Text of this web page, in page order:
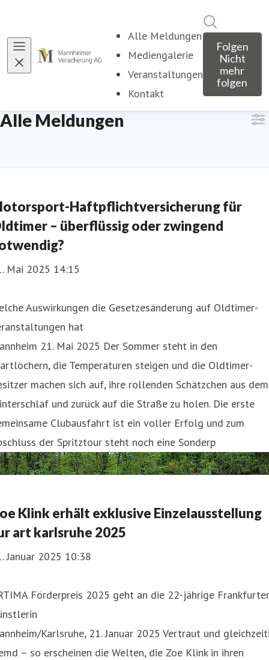
Alle Meldungen
Mediengalerie
Veranstaltungen
Kontakt
Folgen
Nicht
mehr
folgen
Alle Meldungen
Haftpflichtversicherung für
– überflüssig oder zwingend
Mai 2025 14:15
Auswirkungen die Gesetzesänderung auf Oldtimer-
hat
21. Mai 2025 Der Sommer steht in den
die Temperaturen steigen und die Oldtimer-
machen sich auf, ihre rollenden Schätzchen aus dem
und zurück auf die Straße zu holen. Die erste
Clubausfahrt ist ein voller Erfolg und zum
der Spritztour steht noch eine Sonderp
Klink erhält exklusive Einzelausstellung
art karlsruhe 2025
Januar 2025 10:38
Förderpreis 2025 geht an die 22-jährige Frankfurter
Karlsruhe, 21. Januar 2025 Vertraut und
– so erscheinen die Welten, die Zoe Klink in ihren